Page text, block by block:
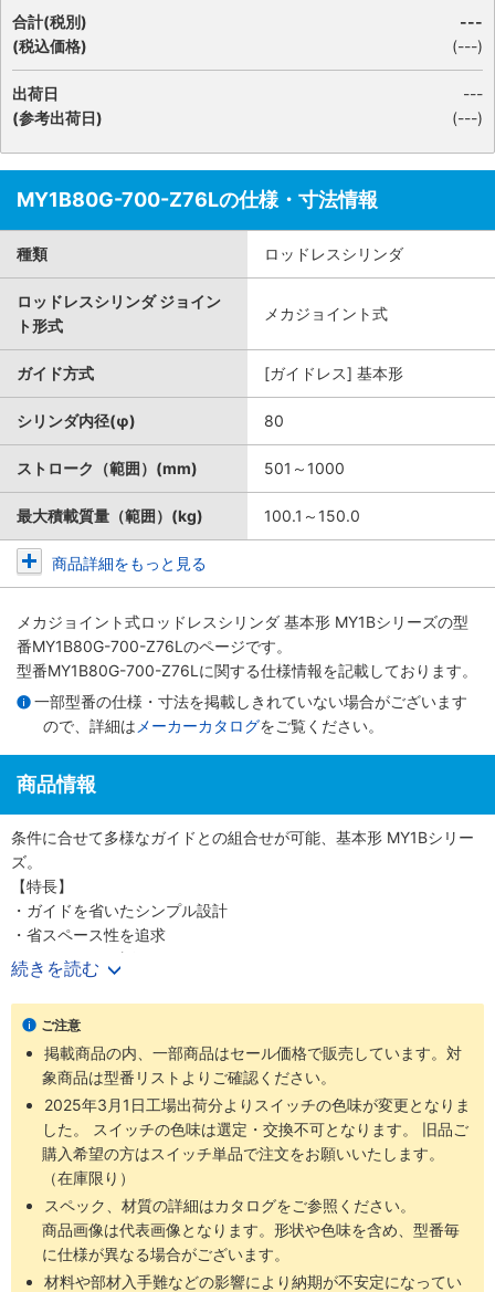
合計(税別)
(税込価格)
---
(---)
出荷日
(参考出荷日)
---
(---)
MY1B80G-700-Z76Lの仕様・寸法情報
種類 ロッドレスシリンダ
ロッドレスシリンダ ジョイン
ト形式
メカジョイント式
ガイド方式 [ガイドレス] 基本形
シリンダ内径(φ) 80
ストローク（範囲）(mm) 501～1000
最大積載質量（範囲）(kg) 100.1～150.0
商品詳細をもっと見る
メカジョイント式ロッドレスシリンダ 基本形 MY1Bシリーズの型
番MY1B80G-700-Z76Lのページです。
型番MY1B80G-700-Z76Lに関する仕様情報を記載しております。
一部型番の仕様・寸法を掲載しきれていない場合がございます
ので、詳細は メーカーカタログをご覧ください。
商品情報
条件に合せて多様なガイドとの組合せが可能、基本形 MY1Bシリー
ズ。
【特長】
・ガイドを省いたシンプル設計
・省スペース性を追求
・Φ10～100（直径10～100mm）までのワイドバリエーション
【20-シリーズ 銅系・フッ素系不可仕様】
・銅材質、フッ素材質を嫌う環境での使用に対応
・外形寸法は標準品と同一
続きを読む
ご注意
掲載商品の内、一部商品はセール価格で販売しています。対
象商品は型番リストよりご確認ください。
2025年3月1日工場出荷分よりスイッチの色味が変更となりま
した。 スイッチの色味は選定・交換不可となります。 旧品ご
購入希望の方はスイッチ単品で注文をお願いいたします。
（在庫限り）
スペック、材質の詳細はカタログをご参照ください。
商品画像は代表画像となります。形状や色味を含め、型番毎
に仕様が異なる場合がございます。
材料や部材入手難などの影響により納期が不安定になってい